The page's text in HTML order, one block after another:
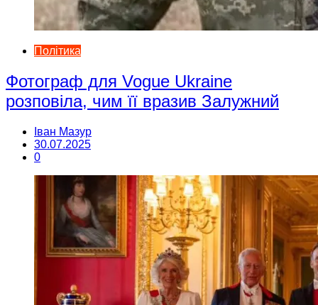
Політика
Фотограф для Vogue Ukraine
розповіла, чим її вразив Залужний
Іван Мазур
30.07.2025
0